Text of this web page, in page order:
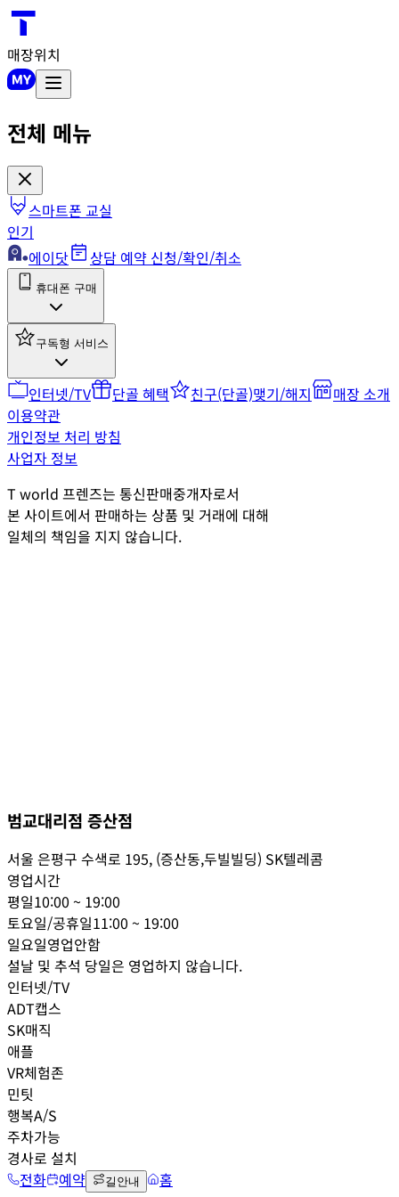
매장위치
전체 메뉴
스마트폰 교실
인기
에이닷
상담 예약 신청/확인/취소
휴대폰 구매
구독형 서비스
인터넷/TV 단골 혜택 친구(단골)맺기/해지
매장 소개
이용약관
개인정보 처리 방침
사업자 정보
T world 프렌즈는 통신판매중개자로서
본 사이트에서 판매하는 상품 및 거래에 대해
일체의 책임을 지지 않습니다.
범교대리점 증산점
서울 은평구 수색로 195, (증산동,두빌빌딩) SK텔레콤
영업시간
평일10:00 ~ 19:00
토요일/공휴일11:00 ~ 19:00
일요일영업안함
설날 및 추석 당일은 영업하지 않습니다.
인터넷/TV
ADT캡스
SK매직
애플
VR체험존
민팃
행복A/S
주차가능
경사로 설치
전화
예약 길안내 홈